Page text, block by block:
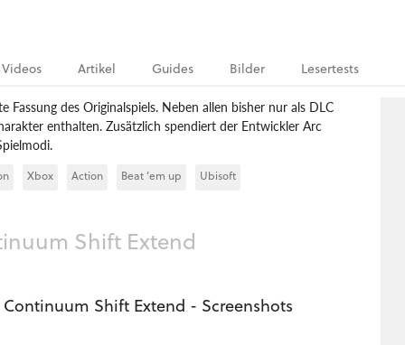
Videos Artikel Guides Bilder Lesertests
des Originalspiels. Neben allen bisher nur als DLC
enthalten. Zusätzlich spendiert der Entwickler Arc
Xbox Action Beat ’em up Ubisoft
Shift Extend
Shift Extend - Screenshots